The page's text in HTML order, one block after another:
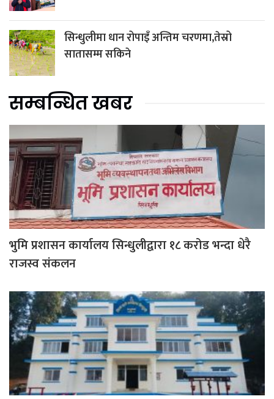
सिन्धुलीमा धान रोपाइँ अन्तिम चरणमा,तेस्रो
सातासम्म सकिने
सम्बन्धित खबर
भुमि प्रशासन कार्यालय सिन्धुलीद्वारा १८ करोड भन्दा धेरै
राजस्व संकलन